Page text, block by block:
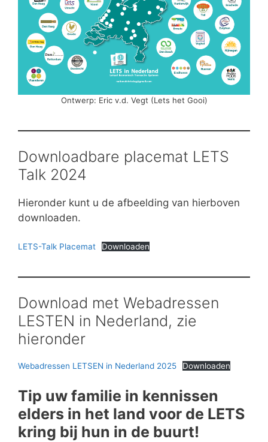
Ontwerp: Eric v.d. Vegt (Lets het Gooi)
Downloadbare placemat LETS
Talk 2024
Hieronder kunt u de afbeelding van hierboven
downloaden.
LETS-Talk Placemat Downloaden
Download met Webadressen
LESTEN in Nederland, zie
hieronder
Webadressen LETSEN in Nederland 2025 Downloaden
Tip uw familie in kennissen
elders in het land voor de LETS
kring bij hun in de buurt!